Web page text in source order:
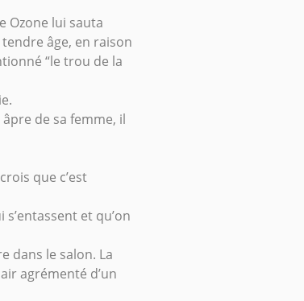
Ozone lui sauta
âge, en raison
“le trou de la
de sa femme, il
que c’est
et qu’on
dans le salon. La
agrémenté d’un